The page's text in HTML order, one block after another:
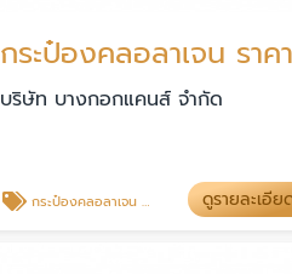
บริษัท บางกอกแคนส์ จำกัด
กระป๋องคลอลาเจน ราคาโรงงาน ดูรายละเอีย